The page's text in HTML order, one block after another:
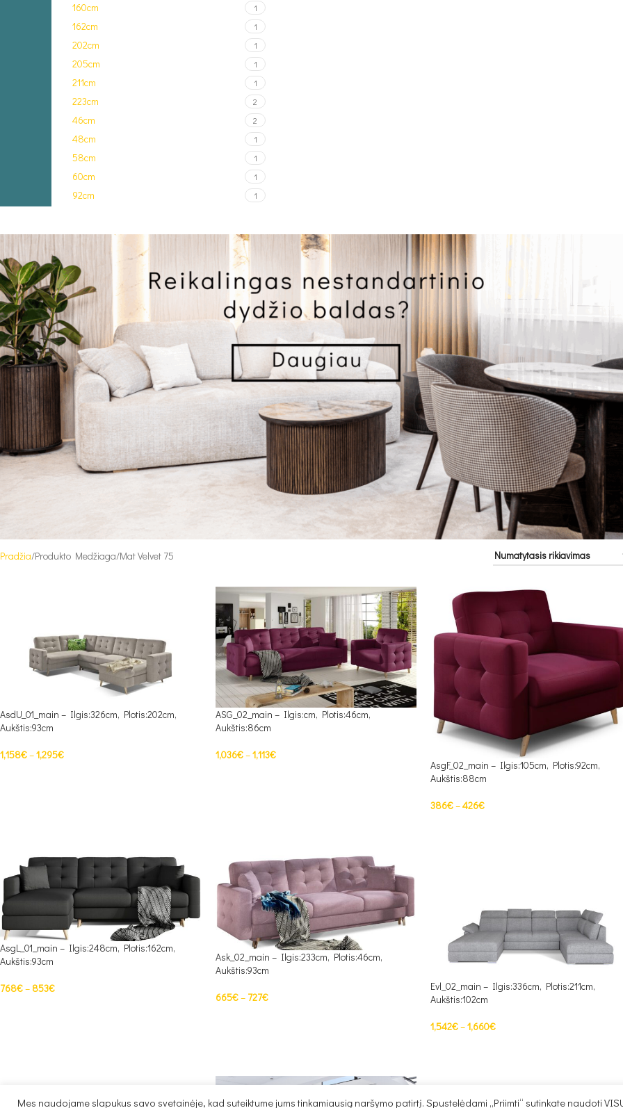
160cm 1
162cm 1
202cm 1
205cm 1
211cm 1
223cm 2
46cm 2
48cm 1
58cm 1
60cm 1
92cm 1
Pradžia Produkto Medžiaga Mat Velvet 75
AsdU_01_main – Ilgis:326cm, Plotis:202cm,
Aukštis:93cm
1,158€–1,295€
ASG_02_main – Ilgis:cm, Plotis:46cm,
Aukštis:86cm
1,036€–1,113€
AsgF_02_main – Ilgis:105cm, Plotis:92cm,
Aukštis:88cm
386€–426€
AsgL_01_main – Ilgis:248cm, Plotis:162cm,
Aukštis:93cm
768€– 853€
Ask_02_main – Ilgis:233cm, Plotis:46cm,
Aukštis:93cm
665€– 727€
Evl_02_main – Ilgis:336cm, Plotis:211cm,
Aukštis:102cm
1,542€–1,660€
Mes naudojame slapukus savo svetainėje, kad suteiktume jums tinkamiausią naršymo patirtį. Spustelėdami „Priimti“ sutinkate naudoti